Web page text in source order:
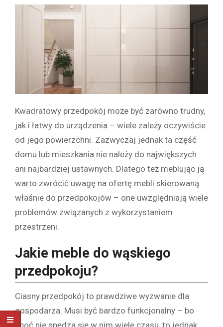
Kwadratowy przedpokój może być zarówno trudny,
jak i łatwy do urządzenia – wiele zależy oczywiście
od jego powierzchni. Zazwyczaj jednak ta część
domu lub mieszkania nie należy do największych
ani najbardziej ustawnych. Dlatego też meblując ją
warto zwrócić uwagę na ofertę mebli skierowaną
właśnie do przedpokojów – one uwzględniają wiele
problemów związanych z wykorzystaniem
przestrzeni.
Jakie meble do wąskiego
przedpokoju?
Ciasny przedpokój to prawdziwe wyzwanie dla
gospodarza. Musi być bardzo funkcjonalny – bo
choć nie spędza się w nim wiele czasu, to jednak